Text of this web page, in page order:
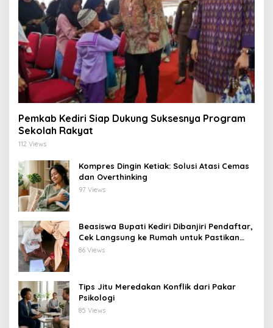
Pemkab Kediri Siap Dukung Suksesnya Program
Sekolah Rakyat
112 Views
Kompres Dingin Ketiak: Solusi Atasi Cemas
dan Overthinking
97 Views
Beasiswa Bupati Kediri Dibanjiri Pendaftar,
Cek Langsung ke Rumah untuk Pastikan
Tepat Sasaran
86 Views
Tips Jitu Meredakan Konflik dari Pakar
Psikologi
85 Views